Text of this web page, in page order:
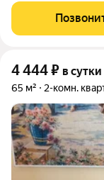
проживания, два
матрасом,
4 444₽ в сутки
65 м² 2-комн.